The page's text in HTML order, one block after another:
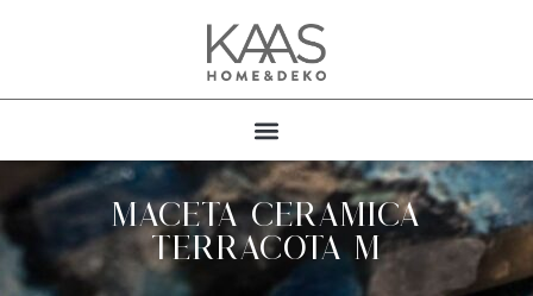
MACETA CERAMICA
TERRACOTA M